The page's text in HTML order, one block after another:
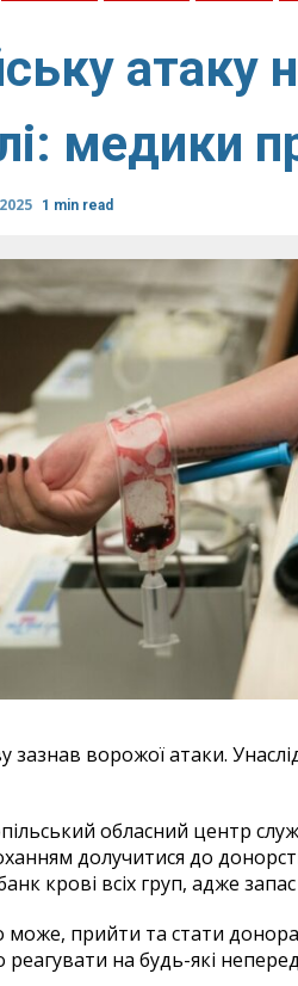
атаку
медики
1 min read
зазнав ворожої атаки.
обласний центр
долучитися до
крові всіх груп, адже
може, прийти та стати
на будь-які